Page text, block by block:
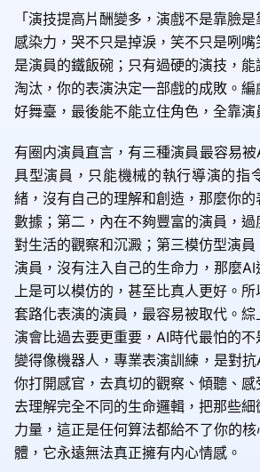
「演技提高片酬變多，演戲不是靠臉
感染力，哭不只是掉淚，笑不只是咧
是演員的鐵飯碗；只有過硬的演技，
淘汰，你的表演決定一部戲的成敗。
好舞臺，最後能不能立住角色，全靠演
有圈内演員直言，有三種演員最容易
具型演員，只能機械的執行導演的指
緒，沒有自己的理解和創造，那麼你
數據；第二，內在不夠豐富的演員，
對生活的觀察和沉澱；第三模仿型演
演員，沒有注入自己的生命力，那麼
上是可以模仿的，甚至比真人更好。
套路化表演的演員，最容易被取代。
演會比過去要更重要，AI時代最怕的不
變得像機器人，專業表演訓練，是對
你打開感官，去真切的觀察、傾聽、感
去理解完全不同的生命邏輯，把那些
力量，這正是任何算法都給不了你的
體，它永遠無法真正擁有内心情感。